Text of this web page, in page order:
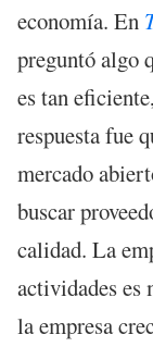
economía. En
preguntó algo
es tan
respuesta fue
mercado
buscar
calidad. La
actividades es
la empresa